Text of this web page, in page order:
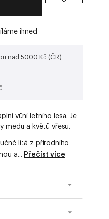
ihned
nad 5000 Kč (ČR)
vůní letního lesa. Je
medu a květů vřesu.
litá z přírodního
a... Přečíst více